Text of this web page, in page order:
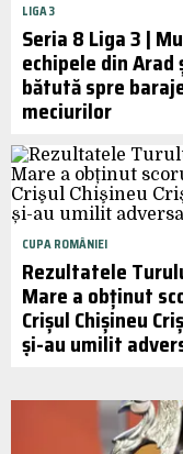
LIGA 3
Seria 8 Liga 3 |
echipele din Arad
bătută spre
meciurilor
CUPA ROMÂNIEI
Rezultatele
Mare a obținut
Crişul Chişineu
și-au umilit